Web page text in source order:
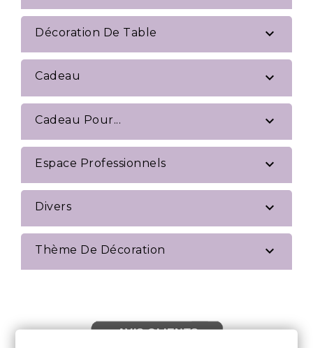
Décoration De Table 
Cadeau 
Cadeau Pour... 
Espace Professionnels 
Divers 
Thème De Décoration 
AVIS CLIENTS